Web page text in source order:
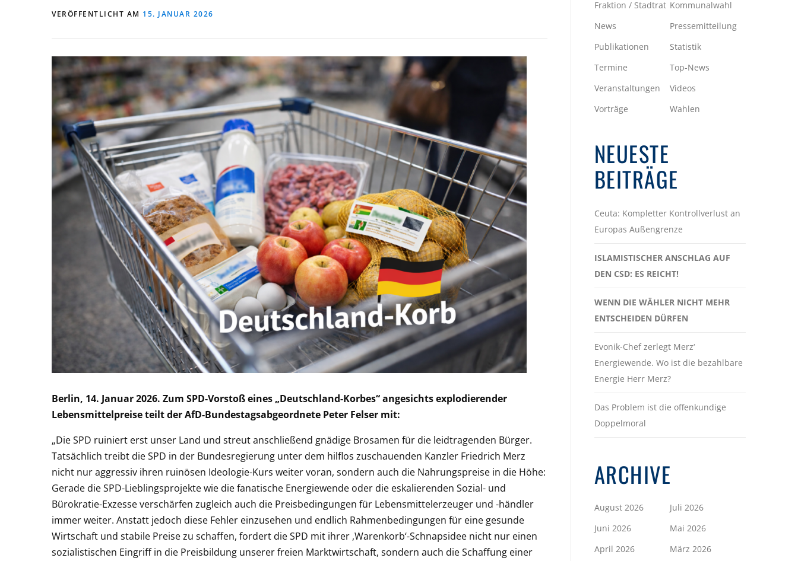
VERÖFFENTLICHT AM 15. JANUAR 2026
Berlin, 14. Januar 2026. Zum SPD-Vorstoß eines „Deutschland-Korbes“ angesichts explodierender
Lebensmittelpreise teilt der AfD-Bundestagsabgeordnete Peter Felser mit:
„Die SPD ruiniert erst unser Land und streut anschließend gnädige Brosamen für die leidtragenden Bürger.
Tatsächlich treibt die SPD in der Bundesregierung unter dem hilflos zuschauenden Kanzler Friedrich Merz
nicht nur aggressiv ihren ruinösen Ideologie-Kurs weiter voran, sondern auch die Nahrungspreise in die Höhe:
Gerade die SPD-Lieblingsprojekte wie die fanatische Energiewende oder die eskalierenden Sozial- und
Bürokratie-Exzesse verschärfen zugleich auch die Preisbedingungen für Lebensmittelerzeuger und -händler
immer weiter. Anstatt jedoch diese Fehler einzusehen und endlich Rahmenbedingungen für eine gesunde
Wirtschaft und stabile Preise zu schaffen, fordert die SPD mit ihrer ,Warenkorb‘-Schnapsidee nicht nur einen
sozialistischen Eingriff in die Preisbildung unserer freien Marktwirtschaft, sondern auch die Schaffung einer
Fraktion / Stadtrat Kommunalwahl
News
Pressemitteilung
Publikationen
Statistik
Termine
Top-News
Veranstaltungen
Videos
Vorträge
Wahlen
NEUESTE
BEITRÄGE
Ceuta: Kompletter Kontrollverlust an
Europas Außengrenze
ISLAMISTISCHER ANSCHLAG AUF
DEN CSD: ES REICHT!
WENN DIE WÄHLER NICHT MEHR
ENTSCHEIDEN DÜRFEN
Evonik-Chef zerlegt Merz‘
Energiewende. Wo ist die bezahlbare
Energie Herr Merz?
Das Problem ist die offenkundige
Doppelmoral
ARCHIVE
August 2026
Juli 2026
Juni 2026
Mai 2026
April 2026
März 2026